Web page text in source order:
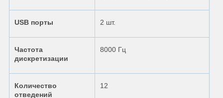
USB порты 2 шт.
Частота
дискретизации
8000 Гц
Количество
отведений
12